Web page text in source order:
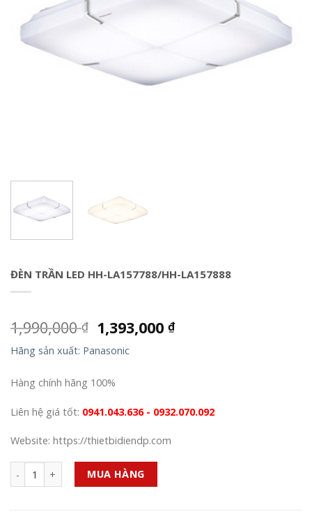
ĐÈN TRẦN LED HH-LA157788/HH-LA157888
1,990,000₫ 1,393,000₫
Hãng sản xuất: Panasonic
Hàng chính hãng 100%
Liên hệ giá tốt: 0941.043.636 - 0932.070.092
Website: https://thietbidiendp.com
Số lượng MUA HÀNG